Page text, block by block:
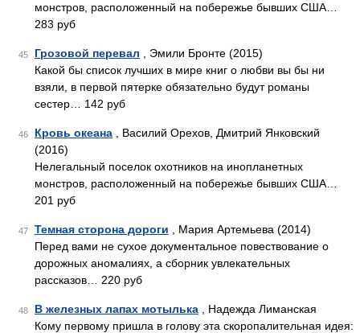
монстров, расположенный на побережье бывших США…
283 руб
45 Грозовой перевал , Эмили Бронте (2015)
Какой бы список лучших в мире книг о любви вы бы ни
взяли, в первой пятерке обязательно будут романы
сестер… 142 руб
46 Кровь океана , Василий Орехов, Дмитрий Янковский
(2016)
Нелегальный поселок охотников на инопланетных
монстров, расположенный на побережье бывших США…
201 руб
47 Темная сторона дороги , Мария Артемьева (2014)
Перед вами не сухое документальное повествование о
дорожных аномалиях, а сборник увлекательных
рассказов… 220 руб
48 В железных лапах мотылька , Надежда Лиманская
Кому первому пришла в голову эта скоропалительная идея: